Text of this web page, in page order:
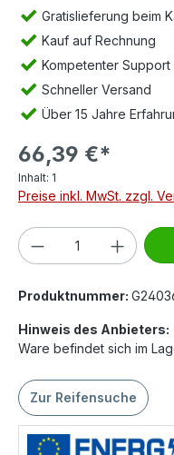
Gratislieferung beim
Kauf auf Rechnung
Kompetenter
Schneller Versand
Über 15 Jahre
66,39 €*
Inhalt: 1
Preise inkl. MwSt. zzgl.
Produkt
Produktnummer:
Hinweis des Anbieters:
Ware befindet sich im
Zur Reifensuche